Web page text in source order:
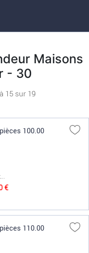
Maisons
- 30
15 sur 19
100.00
€
110.00